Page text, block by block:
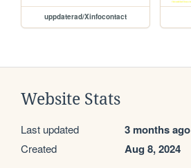
uppdaterad/Xinfocontact
Website Stats
Last updated 3 months ago
Created Aug 8, 2024